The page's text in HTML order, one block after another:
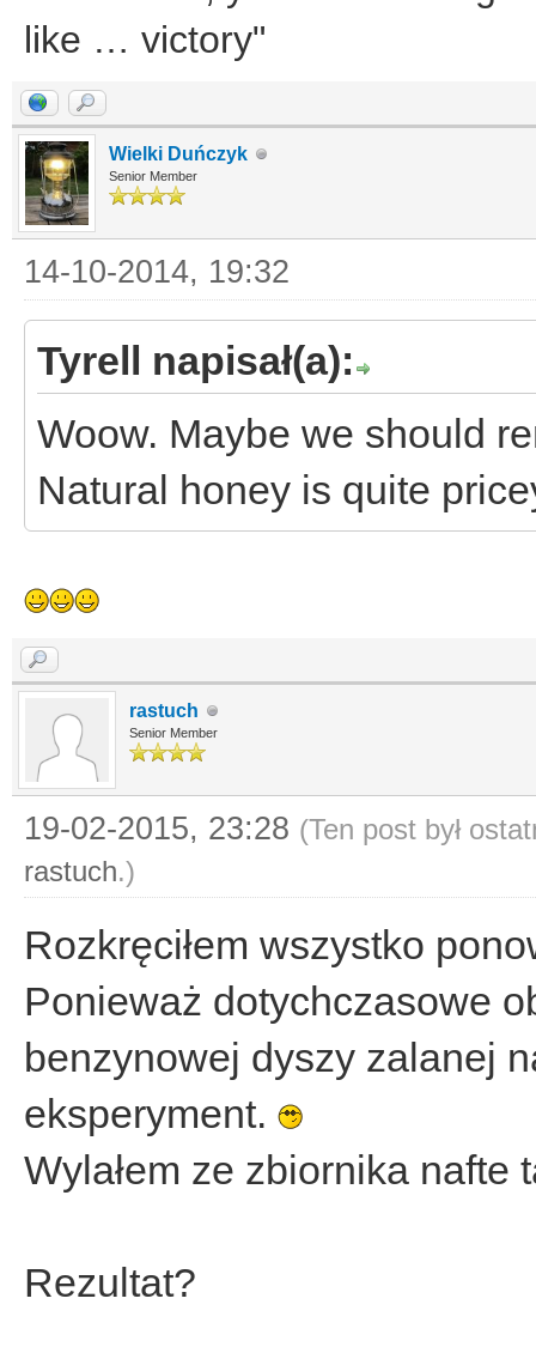
like … victory"
Wielki Duńczyk
Senior Member
14-10-2014, 19:32
Tyrell napisał(a):
Woow. Maybe we should
Natural honey is quite
rastuch
Senior Member
19-02-2015, 23:28 (Ten post był
rastuch.)
Rozkręciłem wszystko
Ponieważ dotychczasowe
benzynowej dyszy zalanej
eksperyment.
Wylałem ze zbiornika nafte
Rezultat?